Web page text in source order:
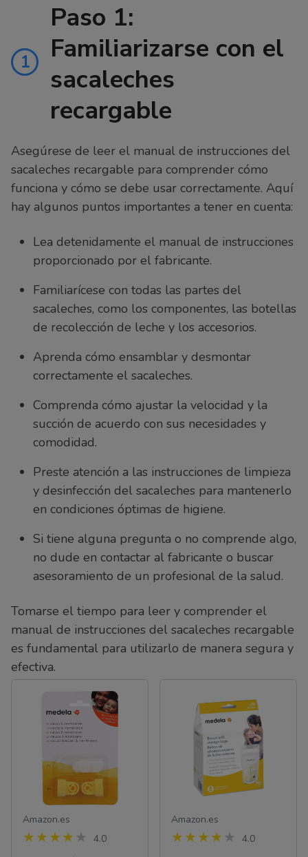
1
Paso 1:
Familiarizarse con el
sacaleches
recargable
Asegúrese de leer el manual de instrucciones del
sacaleches recargable para comprender cómo
funciona y cómo se debe usar correctamente. Aquí
hay algunos puntos importantes a tener en cuenta:
Lea detenidamente el manual de instrucciones
proporcionado por el fabricante.
Familiarícese con todas las partes del
sacaleches, como los componentes, las botellas
de recolección de leche y los accesorios.
Aprenda cómo ensamblar y desmontar
correctamente el sacaleches.
Comprenda cómo ajustar la velocidad y la
succión de acuerdo con sus necesidades y
comodidad.
Preste atención a las instrucciones de limpieza
y desinfección del sacaleches para mantenerlo
en condiciones óptimas de higiene.
Si tiene alguna pregunta o no comprende algo,
no dude en contactar al fabricante o buscar
asesoramiento de un profesional de la salud.
Tomarse el tiempo para leer y comprender el
manual de instrucciones del sacaleches recargable
es fundamental para utilizarlo de manera segura y
efectiva.
Amazon.es
4.0
Amazon.es
4.0